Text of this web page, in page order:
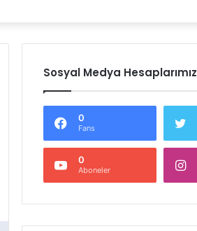
Sosyal Medya Hesaplarımız
0
Fans
0
Aboneler